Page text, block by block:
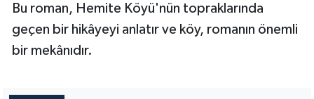
Bu roman, Hemite Köyü'nün topraklarında
geçen bir hikâyeyi anlatır ve köy, romanın önemli
bir mekânıdır.